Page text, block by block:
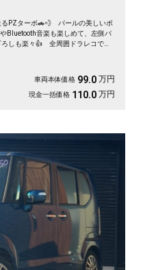
るPZターボ🚗💨 パールの美しいボ
Bluetooth音楽も楽しめて、左側パ
しも楽々👍 全周囲ドラレコで万
っと寄り添う《1年保証付》😊
車両本体価格 99.0 万円
現金一括価格 110.0 万円